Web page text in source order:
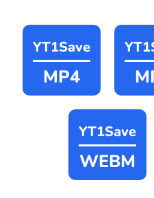
YT1Save
MP4
YT1Save
WEBM